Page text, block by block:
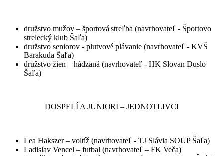
družstvo mužov – športová streľba (navrhovateľ - Športovo
strelecký klub Šaľa)
družstvo seniorov - plutvové plávanie (navrhovateľ - KVŠ
Barakuda Šaľa)
družstvo žien – hádzaná (navrhovateľ - HK Slovan Duslo
Šaľa)
DOSPELÍ A JUNIORI – JEDNOTLIVCI
Lea Hakszer – voltíž (navrhovateľ - TJ Slávia SOUP Šaľa)
Ladislav Vencel – futbal (navrhovateľ – FK Veča)